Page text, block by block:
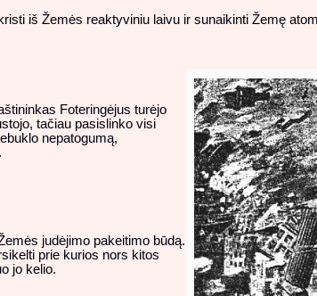
iš Žemės reaktyviniu laivu ir sunaikinti Žemę
Foteringėjus turėjo
tačiau pasislinko visi
nepatogumą,
judėjimo pakeitimo būdą.
prie kurios nors kitos
jo kelio.